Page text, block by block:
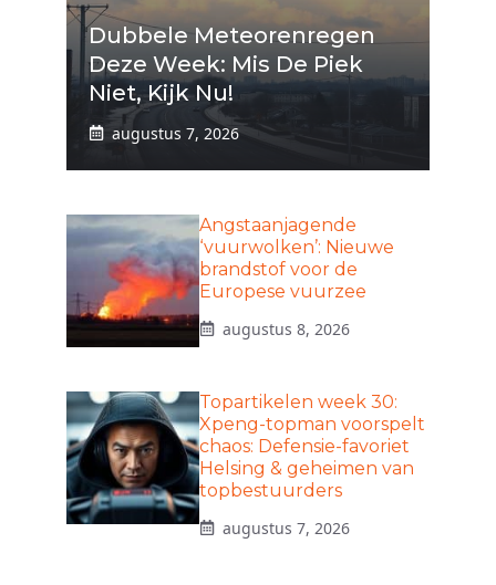
Dubbele Meteorenregen
Deze Week: Mis De Piek
Niet, Kijk Nu!
augustus 7, 2026
Angstaanjagende
‘vuurwolken’: Nieuwe
brandstof voor de
Europese vuurzee
augustus 8, 2026
Topartikelen week 30:
Xpeng-topman voorspelt
chaos: Defensie-favoriet
Helsing & geheimen van
topbestuurders
augustus 7, 2026